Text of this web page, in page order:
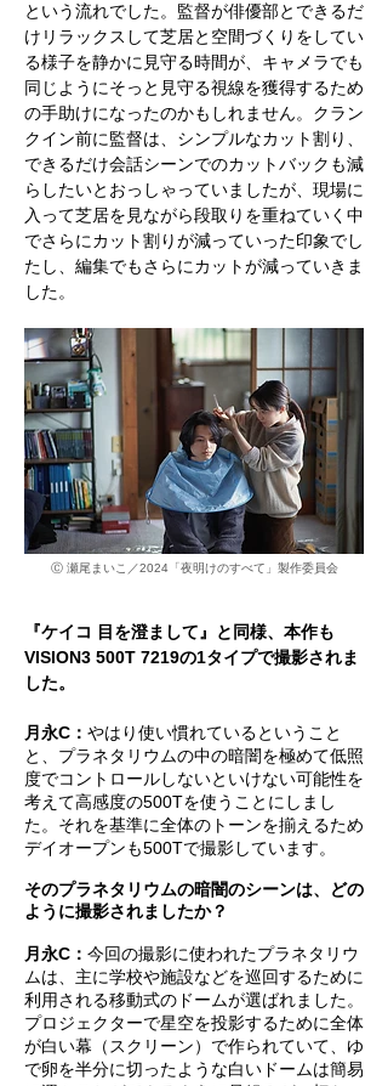
という流れでした。監督が俳優部とできるだ
けリラックスして芝居と空間づくりをしてい
る様子を静かに見守る時間が、キャメラでも
同じようにそっと見守る視線を獲得するため
の手助けになったのかもしれません。クラン
クイン前に監督は、シンプルなカット割り、
できるだけ会話シーンでのカットバックも減
らしたいとおっしゃっていましたが、現場に
入って芝居を見ながら段取りを重ねていく中
でさらにカット割りが減っていった印象でし
たし、編集でもさらにカットが減っていきま
した。
Ⓒ 瀬尾まいこ／2024「夜明けのすべて」製作委員会
『ケイコ 目を澄まして』と同様、本作も
VISION3 500T 7219の1タイプで撮影されま
した。
月永C： やはり使い慣れているということ
と、プラネタリウムの中の暗闇を極めて低照
度でコントロールしないといけない可能性を
考えて高感度の500Tを使うことにしまし
た。それを基準に全体のトーンを揃えるため
デイオープンも500Tで撮影しています。
そのプラネタリウムの暗闇のシーンは、どの
ように撮影されましたか？
月永C： 今回の撮影に使われたプラネタリウ
ムは、主に学校や施設などを巡回するために
利用される移動式のドームが選ばれました。
プロジェクターで星空を投影するために全体
が白い幕（スクリーン）で作られていて、ゆ
で卵を半分に切ったような白いドームは簡易